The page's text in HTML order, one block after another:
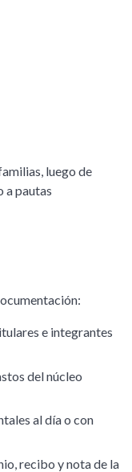
luego de
a pautas
e integrantes
del núcleo
al día o con
recibo y nota de la